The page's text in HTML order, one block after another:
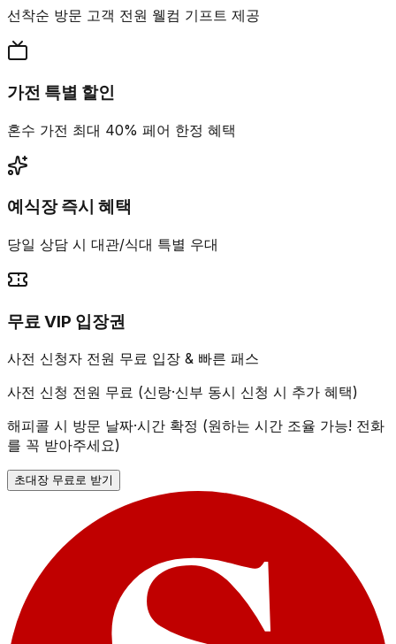
선착순 방문 고객 전원 웰컴 기프트 제공
가전 특별 할인
혼수 가전 최대 40% 페어 한정 혜택
예식장 즉시 혜택
당일 상담 시 대관/식대 특별 우대
무료 VIP 입장권
사전 신청자 전원 무료 입장 & 빠른 패스
사전 신청 전원 무료 (신랑·신부 동시 신청 시 추가 혜택)
해피콜 시 방문 날짜·시간 확정 (원하는 시간 조율 가능! 전화
를 꼭 받아주세요)
초대장 무료로 받기